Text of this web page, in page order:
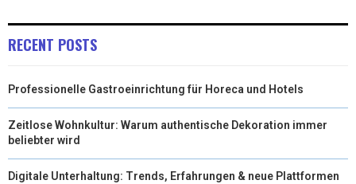
RECENT POSTS
Professionelle Gastroeinrichtung für Horeca und Hotels
Zeitlose Wohnkultur: Warum authentische Dekoration immer
beliebter wird
Digitale Unterhaltung: Trends, Erfahrungen & neue Plattformen